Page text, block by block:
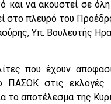
και να ακουστεί σε
στο πλευρό του
Υπ. Βουλευτής
που έχουν
το ΠΑΣΟΚ στις
το αποτέλεσμα της